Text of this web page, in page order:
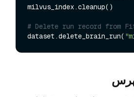
milvus_index.cleanup()
# Delete run record from
dataset.delete_brain_run(